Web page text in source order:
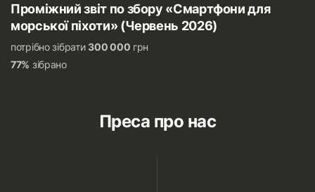
Проміжний звіт по збору «Смартфони для
морської піхоти» (Червень 2026)
потрібно зібрати300 000 грн
77% зібрано
Преса про нас